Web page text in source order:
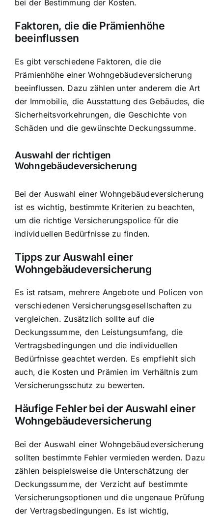
bei der Bestimmung der Kosten.
Faktoren, die die Prämienhöhe
beeinflussen
Es gibt verschiedene Faktoren, die die
Prämienhöhe einer Wohngebäudeversicherung
beeinflussen. Dazu zählen unter anderem die Art
der Immobilie, die Ausstattung des Gebäudes, die
Sicherheitsvorkehrungen, die Geschichte von
Schäden und die gewünschte Deckungssumme.
Auswahl der richtigen
Wohngebäudeversicherung
Bei der Auswahl einer Wohngebäudeversicherung
ist es wichtig, bestimmte Kriterien zu beachten,
um die richtige Versicherungspolice für die
individuellen Bedürfnisse zu finden.
Tipps zur Auswahl einer
Wohngebäudeversicherung
Es ist ratsam, mehrere Angebote und Policen von
verschiedenen Versicherungsgesellschaften zu
vergleichen. Zusätzlich sollte auf die
Deckungssumme, den Leistungsumfang, die
Vertragsbedingungen und die individuellen
Bedürfnisse geachtet werden. Es empfiehlt sich
auch, die Kosten und Prämien im Verhältnis zum
Versicherungsschutz zu bewerten.
Häufige Fehler bei der Auswahl einer
Wohngebäudeversicherung
Bei der Auswahl einer Wohngebäudeversicherung
sollten bestimmte Fehler vermieden werden. Dazu
zählen beispielsweise die Unterschätzung der
Deckungssumme, der Verzicht auf bestimmte
Versicherungsoptionen und die ungenaue Prüfung
der Vertragsbedingungen. Es ist wichtig,